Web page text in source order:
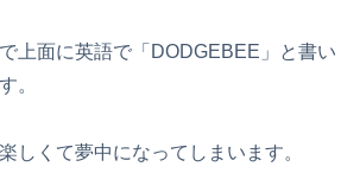
上面に英語で「DODGEBEE」と書い
。
しくて夢中になってしまいます。